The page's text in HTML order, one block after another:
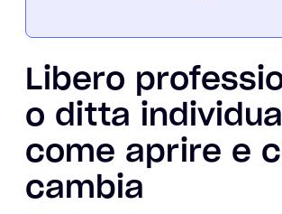
Libero
o ditta
come aprire e
cambia